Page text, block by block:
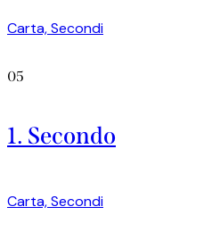
Carta,Secondi
05
1. Secondo
Carta,Secondi